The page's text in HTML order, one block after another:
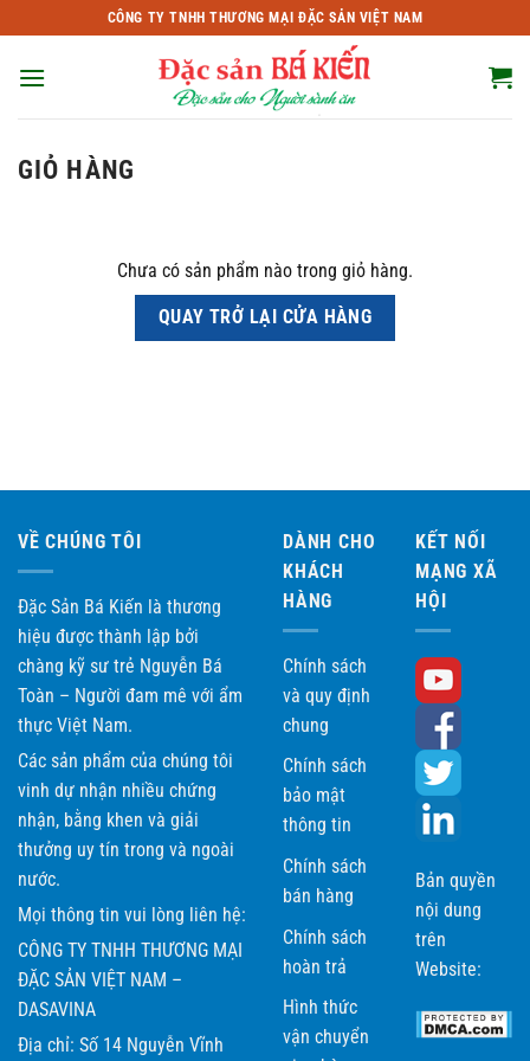
qua
nội
CÔNG TY TNHH THƯƠNG MẠI ĐẶC SẢN VIỆT NAM
GIỎ HÀNG
Chưa có sản phẩm nào trong giỏ hàng.
QUAY TRỞ LẠI CỬA HÀNG
VỀ CHÚNG TÔI
Đặc Sản Bá Kiến là thương
hiệu được thành lập bởi
chàng kỹ sư trẻ Nguyễn Bá
Toàn – Người đam mê với ẩm
thực Việt Nam.
Các sản phẩm của chúng tôi
vinh dự nhận nhiều chứng
nhận, bằng khen và giải
thưởng uy tín trong và ngoài
nước.
Mọi thông tin vui lòng liên hệ:
CÔNG TY TNHH THƯƠNG MẠI
ĐẶC SẢN VIỆT NAM –
DASAVINA
Địa chỉ: Số 14 Nguyễn Vĩnh
DÀNH CHO
KHÁCH
HÀNG
Chính sách
và quy định
chung
Chính sách
bảo mật
thông tin
Chính sách
bán hàng
Chính sách
hoàn trả
Hình thức
vận chuyển
KẾT NỐI
MẠNG XÃ
HỘI
Bản quyền
nội dung
trên
Website: